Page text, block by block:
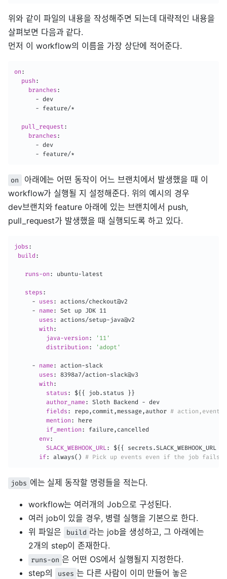
위와 같이 파일의 내용을 작성해주면 되는데 대략적인 내용을
살펴보면 다음과 같다.
먼저 이 workflow의 이름을 가장 상단에 적어준다.
on :
push :
branches :
- dev
- feature/*
pull_request :
branches :
- dev
- feature/*
on
아래에는 어떤 동작이 어느 브랜치에서 발생했을 때 이
workflow가 실행될 지 설정해준다. 위의 예시의 경우
dev브랜치와 feature 아래에 있는 브랜치에서 push,
pull_request가 발생했을 때 실행되도록 하고 있다.
jobs :
build :
runs-on : ubuntu-latest
steps :
-
uses :
actions/checkout@v2
-
name:
Set up JDK 11
uses : actions/setup-java@v2
with :
java-version :
'11'
distribution : 'adopt'
- name: action-slack
uses : 8398a7/action-slack@v3
with :
status : ${{ job.status }}
author_name: Sloth Backend - dev
fields : repo, commit ,message,author #
mention :
here
if_mention : failure, cancelled
env:
SLACK_WEBHOOK_URL: ${{ secrets.SLACK_WEBHOOK_URL
if: always() # Pick up events even if the job fails
jobs 에는 실제 동작할 명령들을 적는다.
workflow는 여러개의 Job으로 구성된다.
여러 job이 있을 경우, 병렬 실행을 기본으로 한다.
위 파일은
build 라는 job을 생성하고, 그 아래에는
2개의 step이 존재한다.
runs-on 은 어떤 OS에서 실행될지 지정한다.
step의
uses 는 다른 사람이 이미 만들어 놓은